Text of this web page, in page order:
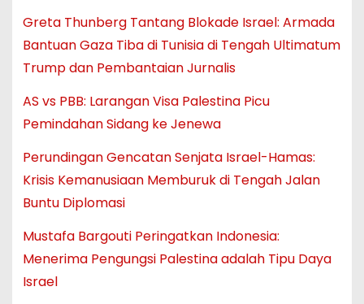
Greta Thunberg Tantang Blokade Israel: Armada
Bantuan Gaza Tiba di Tunisia di Tengah Ultimatum
Trump dan Pembantaian Jurnalis
AS vs PBB: Larangan Visa Palestina Picu
Pemindahan Sidang ke Jenewa
Perundingan Gencatan Senjata Israel-Hamas:
Krisis Kemanusiaan Memburuk di Tengah Jalan
Buntu Diplomasi
Mustafa Bargouti Peringatkan Indonesia:
Menerima Pengungsi Palestina adalah Tipu Daya
Israel